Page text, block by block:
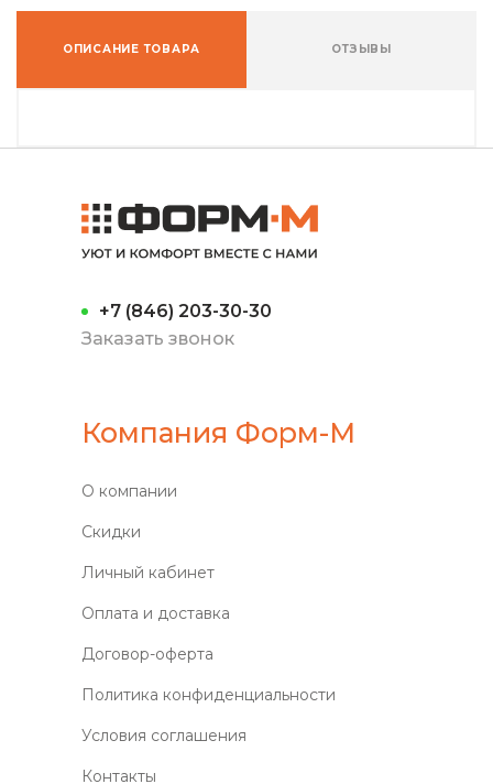
ОПИСАНИЕ ТОВАРА ОТЗЫВЫ
+7 (846) 203-30-30
Заказать звонок
Компания Форм-М
О компании
Скидки
Личный кабинет
Оплата и доставка
Договор-оферта
Политика конфиденциальности
Условия соглашения
Контакты